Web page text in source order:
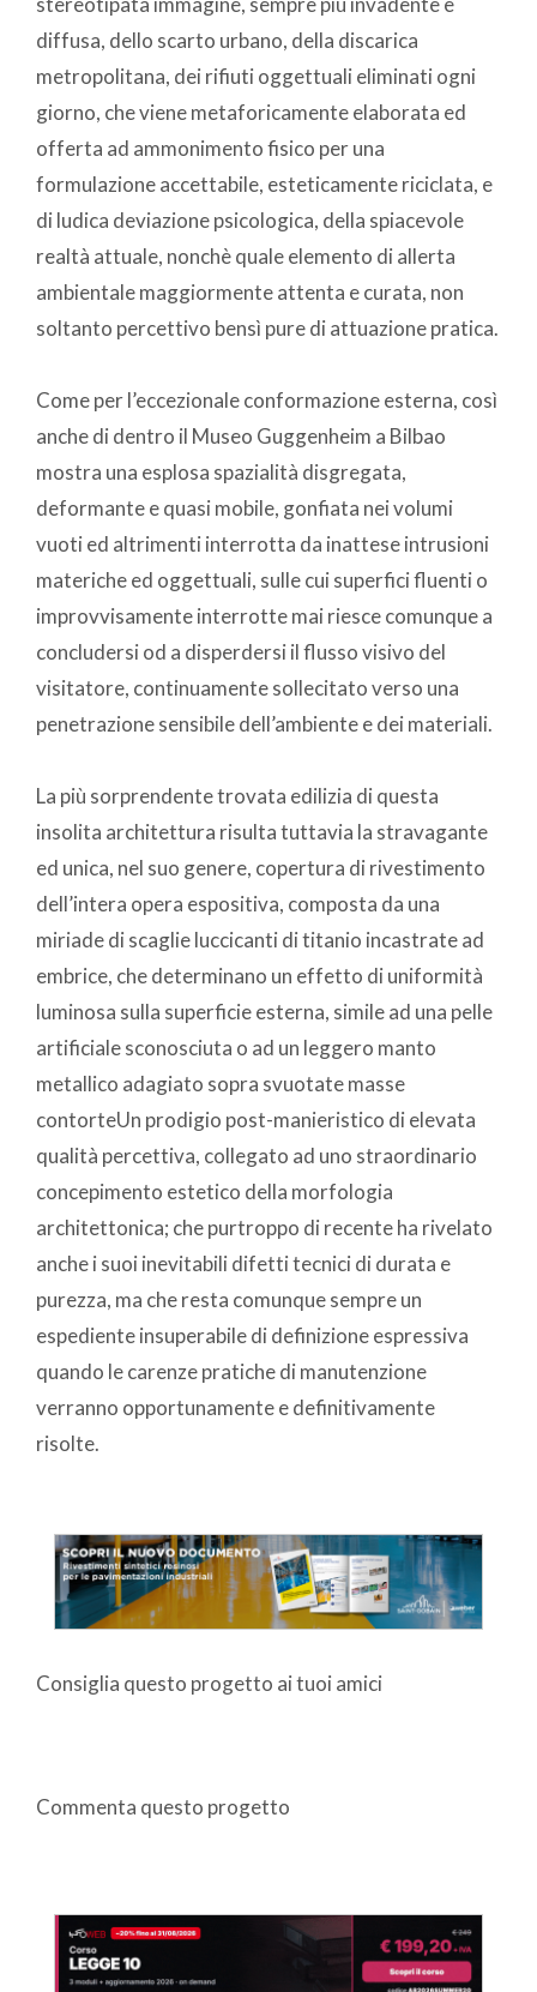
diffusa, dello scarto urbano, della discarica
metropolitana, dei rifiuti oggettuali eliminati ogni
giorno, che viene metaforicamente elaborata ed
offerta ad ammonimento fisico per una
formulazione accettabile, esteticamente riciclata, e
di ludica deviazione psicologica, della spiacevole
realtà attuale, nonchè quale elemento di allerta
ambientale maggiormente attenta e curata, non
soltanto percettivo bensì pure di attuazione pratica.
Come per l’eccezionale conformazione esterna, così
anche di dentro il Museo Guggenheim a Bilbao
mostra una esplosa spazialità disgregata,
deformante e quasi mobile, gonfiata nei volumi
vuoti ed altrimenti interrotta da inattese intrusioni
materiche ed oggettuali, sulle cui superfici fluenti o
improvvisamente interrotte mai riesce comunque a
concludersi od a disperdersi il flusso visivo del
visitatore, continuamente sollecitato verso una
penetrazione sensibile dell’ambiente e dei materiali.
La più sorprendente trovata edilizia di questa
insolita architettura risulta tuttavia la stravagante
ed unica, nel suo genere, copertura di rivestimento
dell’intera opera espositiva, composta da una
miriade di scaglie luccicanti di titanio incastrate ad
embrice, che determinano un effetto di uniformità
luminosa sulla superficie esterna, simile ad una pelle
artificiale sconosciuta o ad un leggero manto
metallico adagiato sopra svuotate masse
contorteUn prodigio post-manieristico di elevata
qualità percettiva, collegato ad uno straordinario
concepimento estetico della morfologia
architettonica; che purtroppo di recente ha rivelato
anche i suoi inevitabili difetti tecnici di durata e
purezza, ma che resta comunque sempre un
espediente insuperabile di definizione espressiva
quando le carenze pratiche di manutenzione
verranno opportunamente e definitivamente
risolte.
Consiglia questo progetto ai tuoi amici
Commenta questo progetto